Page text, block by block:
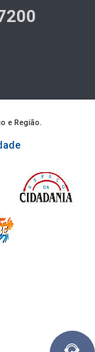
e Região.